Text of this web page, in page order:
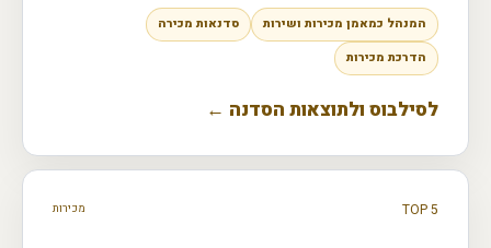
המנהל כמאמן מכירות ושירות
סדנאות מכירה
הדרכת מכירות
לסילבוס ולתוצאות הסדנה ←
TOP 5 מכירות